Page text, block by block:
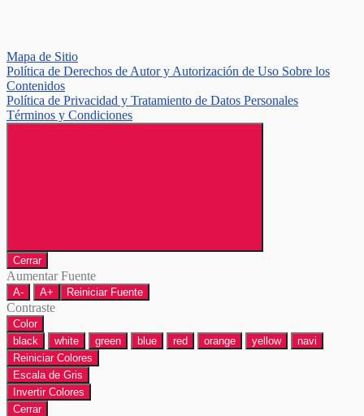
Mapa de Sitio
Política de Derechos de Autor y Autorización de Uso Sobre los
Contenidos
Política de Privacidad y Tratamiento de Datos Personales
Términos y Condiciones
Cerrar
Aumentar Fuente
A- A+ Reiniciar Fuente
Contraste
Color
black
white green blue red orange yellow
navi
Reiniciar Colores
Escala de Gris
Invertir Colores
Cerrar